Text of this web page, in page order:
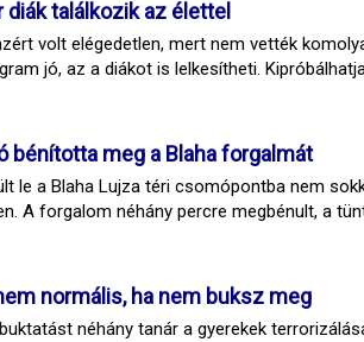
diák találkozik az élettel
volt elégedetlen, mert nem vették
jó, az a diákot is lelkesítheti.
bénította meg a Blaha forgalmát
le a Blaha Lujza téri csomópontba nem
A forgalom néhány percre megbénult, a
normális, ha nem buksz meg
néhány tanár a gyerekek